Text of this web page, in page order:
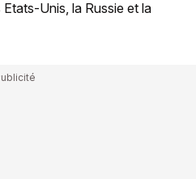
Unis, la Russie et la